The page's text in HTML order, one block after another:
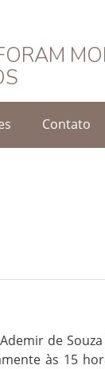
Contato
de
às 15